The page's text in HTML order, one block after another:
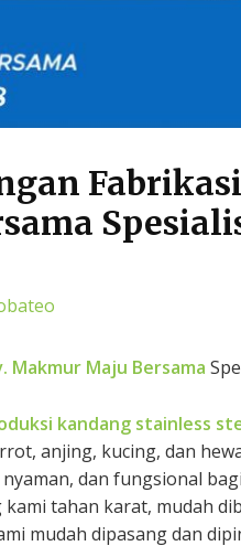
Makmur Maju Bersama
kandang stainless
anjing, kucing, dan
dan fungsional
tahan karat, mudah
mudah dipasang dan